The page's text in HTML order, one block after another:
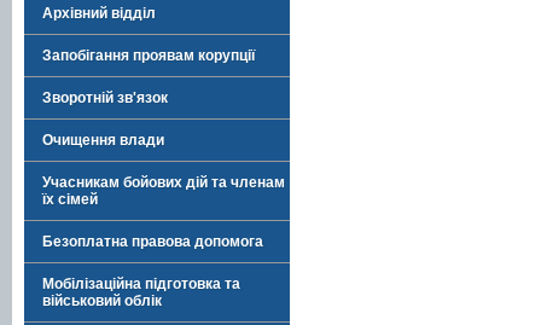
Архівний відділ
Запобігання проявам корупції
Зворотній зв'язок
Очищення влади
Учасникам бойових дій та членам
їх сімей
Безоплатна правова допомога
Мобілізаційна підготовка та
військовий облік